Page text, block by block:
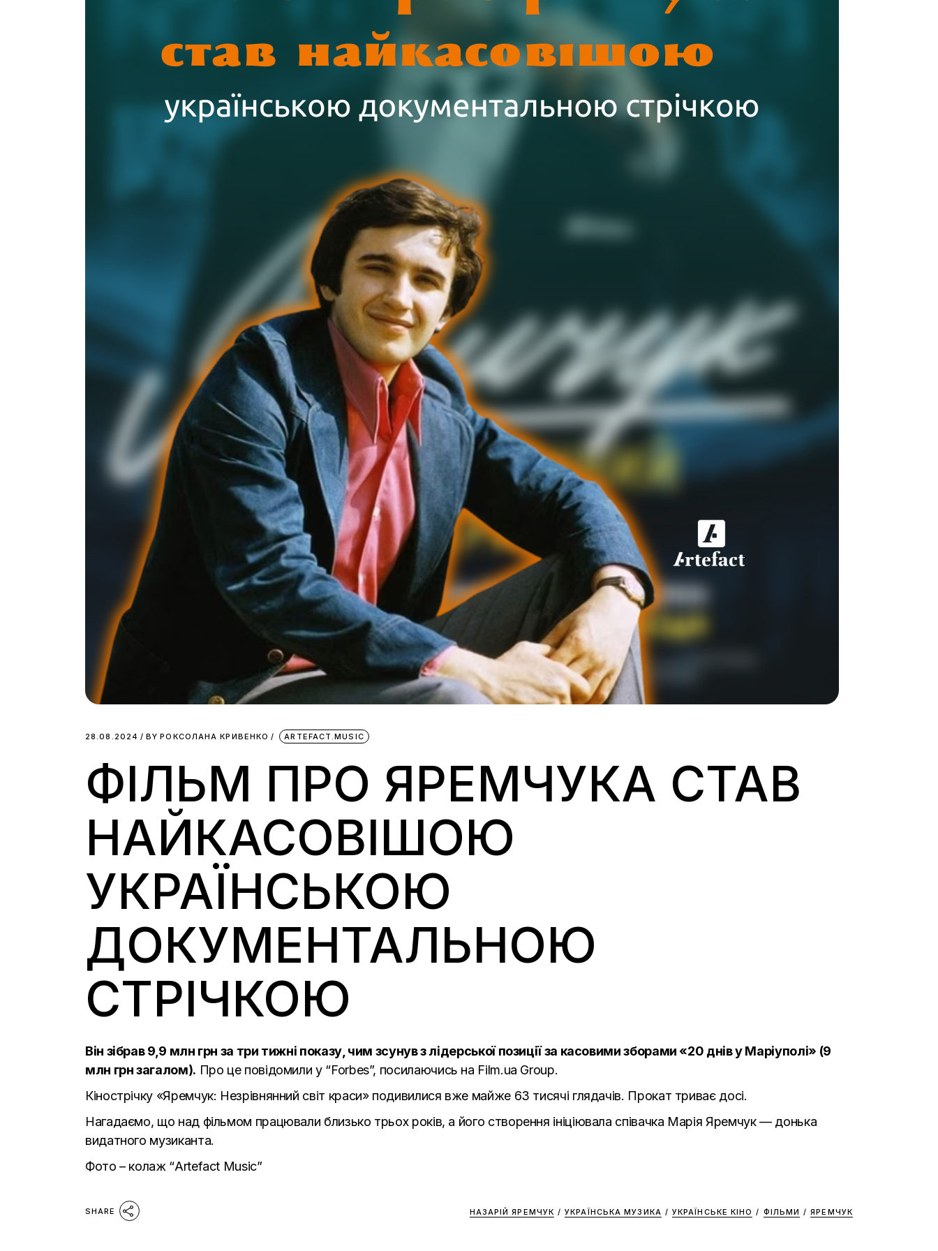
28.08.2024 BY РОКСОЛАНА КРИВЕНКО ARTEFACT.MUSIC
ФІЛЬМ ПРО ЯРЕМЧУКА СТАВ
НАЙКАСОВІШОЮ
УКРАЇНСЬКОЮ
ДОКУМЕНТАЛЬНОЮ
СТРІЧКОЮ
Він зібрав 9,9 млн грн за три тижні показу, чим зсунув з лідерської позиції за касовими зборами «20 днів у Маріуполі» (9
млн грн загалом). Про це повідомили у “Forbes”, посилаючись на Film.ua Group.
Кінострічку «Яремчук: Незрівнянний світ краси» подивилися вже майже 63 тисячі глядачів. Прокат триває досі.
Нагадаємо, що над фільмом працювали близько трьох років, а його створення ініціювала співачка Марія Яремчук — донька
видатного музиканта.
Фото – колаж “Artefact Music”
SHARE НАЗАРІЙ ЯРЕМЧУК / УКРАЇНСЬКА МУЗИКА / УКРАЇНСЬКЕ КІНО / ФІЛЬМИ / ЯРЕМЧУК